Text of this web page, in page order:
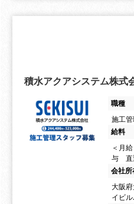
積水アクアシステム株式
職種
施工
給料
＜月
与 直
会社
大阪
イビ